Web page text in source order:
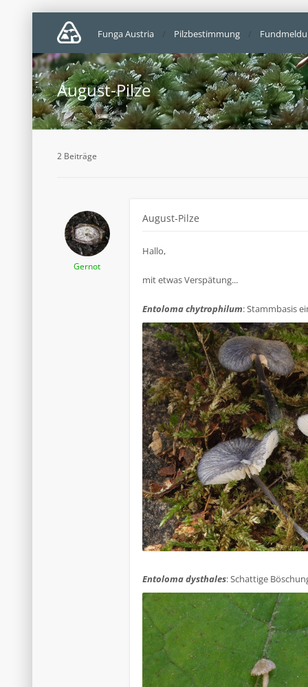
Funga Austria Pilzbestimmung
August-Pilze
2 Beiträge
Gernot
August-Pilze
Hallo,
mit etwas Verspätung...
Entoloma chytrophilum: Stammbasis
Entoloma dysthales: Schattige